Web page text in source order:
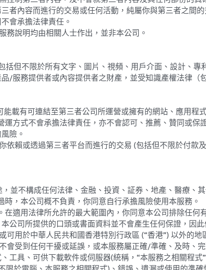
會承擔法律責任。
說明均由相關人士作出，並非本公司。
但不限於所有文字、圖片、視頻、用戶介面、設計、專
/服務提供者或內容提供者之財產，並受知識產權法律
載有可連結至第三者公司所運營或擁有的網站、應用程
方式不會承擔法律責任，亦不會認可、推薦、贊同或
險。
依賴或透過第三者平台而進行的交易 (包括但不限於付款
並不構成任何法律、金融、投資、証券、地產、醫療、
，本公司概不負責，你同意自行承擔風險使用本服務。
在適用法律所允許的最大範圍內，你同意本公司排除任何
公司所提供的口頭或書面資料並不會產生任何保證，因
用於中華人民共和國香港特別行政區 (“香港”) 以外的
會受到任何干擾或延誤，或本服務屬正確/準確、及時、
工具、可供下載軟件或伺服器(統稱，“本服務之相關程
限於電腦、本服務之相關程式)、錯誤、遺漏或使用的準